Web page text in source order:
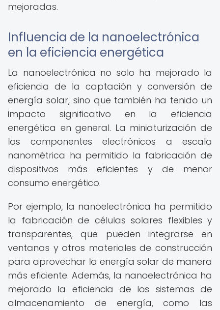
mejoradas.
Influencia de la nanoelectrónica
en la eficiencia energética
La nanoelectrónica no solo ha mejorado la
eficiencia de la captación y conversión de
energía solar, sino que también ha tenido un
impacto significativo en la eficiencia
energética en general. La miniaturización de
los componentes electrónicos a escala
nanométrica ha permitido la fabricación de
dispositivos más eficientes y de menor
consumo energético.
Por ejemplo, la nanoelectrónica ha permitido
la fabricación de células solares flexibles y
transparentes, que pueden integrarse en
ventanas y otros materiales de construcción
para aprovechar la energía solar de manera
más eficiente. Además, la nanoelectrónica ha
mejorado la eficiencia de los sistemas de
almacenamiento de energía, como las